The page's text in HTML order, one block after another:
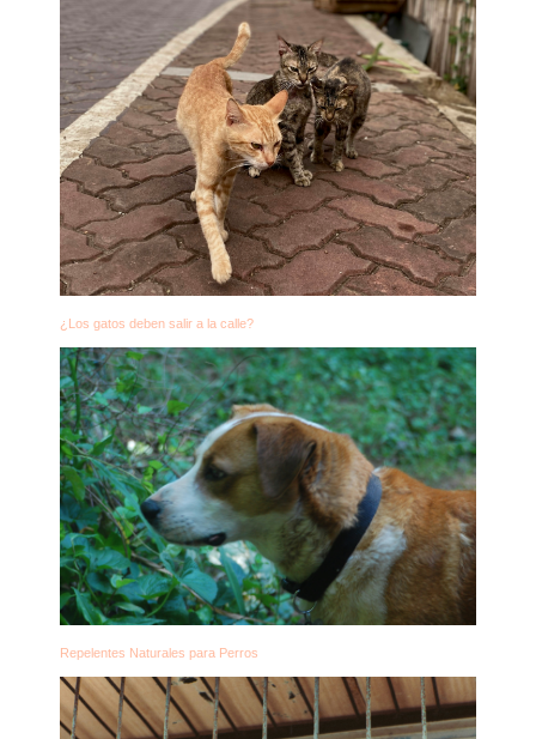
¿Los gatos deben salir a la calle?
Repelentes Naturales para Perros